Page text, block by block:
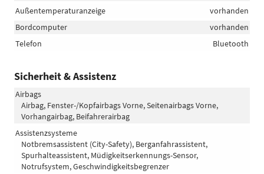
Außentemperaturanzeige
vorhanden
Bordcomputer
vorhanden
Telefon
Bluetooth
Sicherheit & Assistenz
Airbags
Airbag, Fenster-/Kopfairbags Vorne, Seitenairbags Vorne,
Vorhangairbag, Beifahrerairbag
Assistenzsysteme
Notbremsassistent (City-Safety), Berganfahrassistent,
Spurhalteassistent, Müdigkeitserkennungs-Sensor,
Notrufsystem, Geschwindigkeitsbegrenzer